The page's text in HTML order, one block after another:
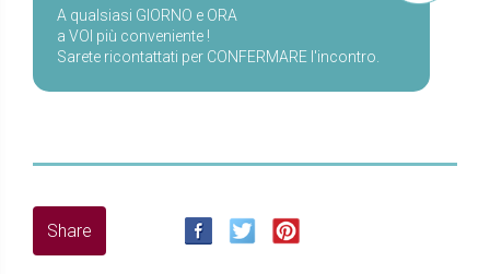
A qualsiasi GIORNO e ORA
a VOI più conveniente !
Sarete ricontattati per CONFERMARE l'incontro.